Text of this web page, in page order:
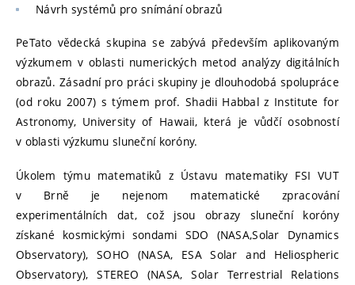
Návrh systémů pro snímání obrazů
PeTato vědecká skupina se zabývá především aplikovaným
výzkumem v oblasti numerických metod analýzy digitálních
obrazů. Zásadní pro práci skupiny je dlouhodobá spolupráce
(od roku 2007) s týmem prof. Shadii Habbal z Institute for
Astronomy, University of Hawaii, která je vůdčí osobností
v oblasti výzkumu sluneční koróny.
Úkolem týmu matematiků z Ústavu matematiky FSI VUT
v Brně je nejenom matematické zpracování
experimentálních dat, což jsou obrazy sluneční koróny
získané kosmickými sondami SDO (NASA,Solar Dynamics
Observatory), SOHO (NASA, ESA Solar and Heliospheric
Observatory), STEREO (NASA, Solar Terrestrial Relations